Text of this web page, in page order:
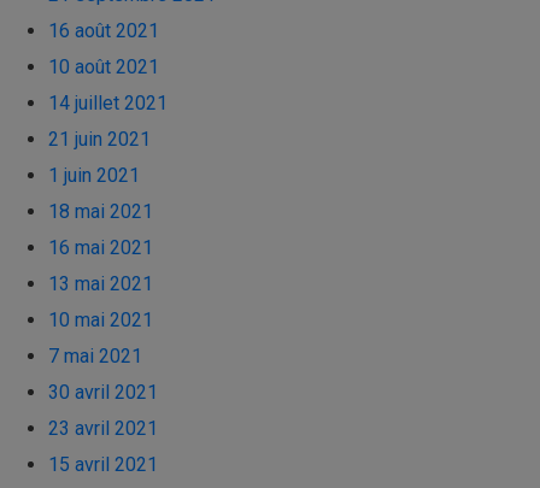
16 août 2021
10 août 2021
14 juillet 2021
21 juin 2021
1 juin 2021
18 mai 2021
16 mai 2021
13 mai 2021
10 mai 2021
7 mai 2021
30 avril 2021
23 avril 2021
15 avril 2021